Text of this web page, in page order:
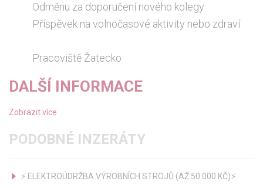
Odměnu za doporučení nového kolegy
Příspěvek na volnočasové aktivity nebo zdraví
Pracoviště Žatecko
DALŠÍ INFORMACE
Zobrazit více
PODOBNÉ INZERÁTY
⚡ ELEKTROÚDRŽBA VÝROBNÍCH STROJŮ (AŽ 50.000 KČ)⚡